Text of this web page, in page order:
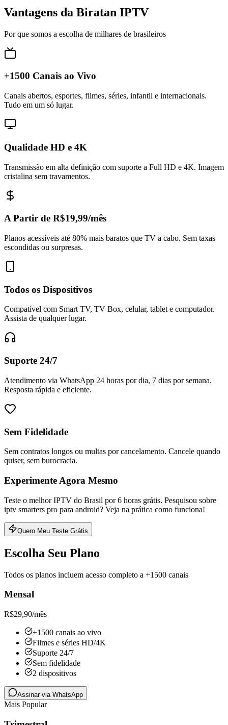
Vantagens da Biratan IPTV
Por que somos a escolha de milhares de brasileiros
+1500 Canais ao Vivo
Canais abertos, esportes, filmes, séries, infantil e internacionais.
Tudo em um só lugar.
Qualidade HD e 4K
Transmissão em alta definição com suporte a Full HD e 4K. Imagem
cristalina sem travamentos.
A Partir de R$19,99/mês
Planos acessíveis até 80% mais baratos que TV a cabo. Sem taxas
escondidas ou surpresas.
Todos os Dispositivos
Compatível com Smart TV, TV Box, celular, tablet e computador.
Assista de qualquer lugar.
Suporte 24/7
Atendimento via WhatsApp 24 horas por dia, 7 dias por semana.
Resposta rápida e eficiente.
Sem Fidelidade
Sem contratos longos ou multas por cancelamento. Cancele quando
quiser, sem burocracia.
Experimente Agora Mesmo
Teste o melhor IPTV do Brasil por 6 horas grátis. Pesquisou sobre
iptv smarters pro para android? Veja na prática como funciona!
Quero Meu Teste Grátis
Escolha Seu Plano
Todos os planos incluem acesso completo a +1500 canais
Mensal
R$29,90/mês
+1500 canais ao vivo
Filmes e séries HD/4K
Suporte 24/7
Sem fidelidade
2 dispositivos
Assinar via WhatsApp
Mais Popular